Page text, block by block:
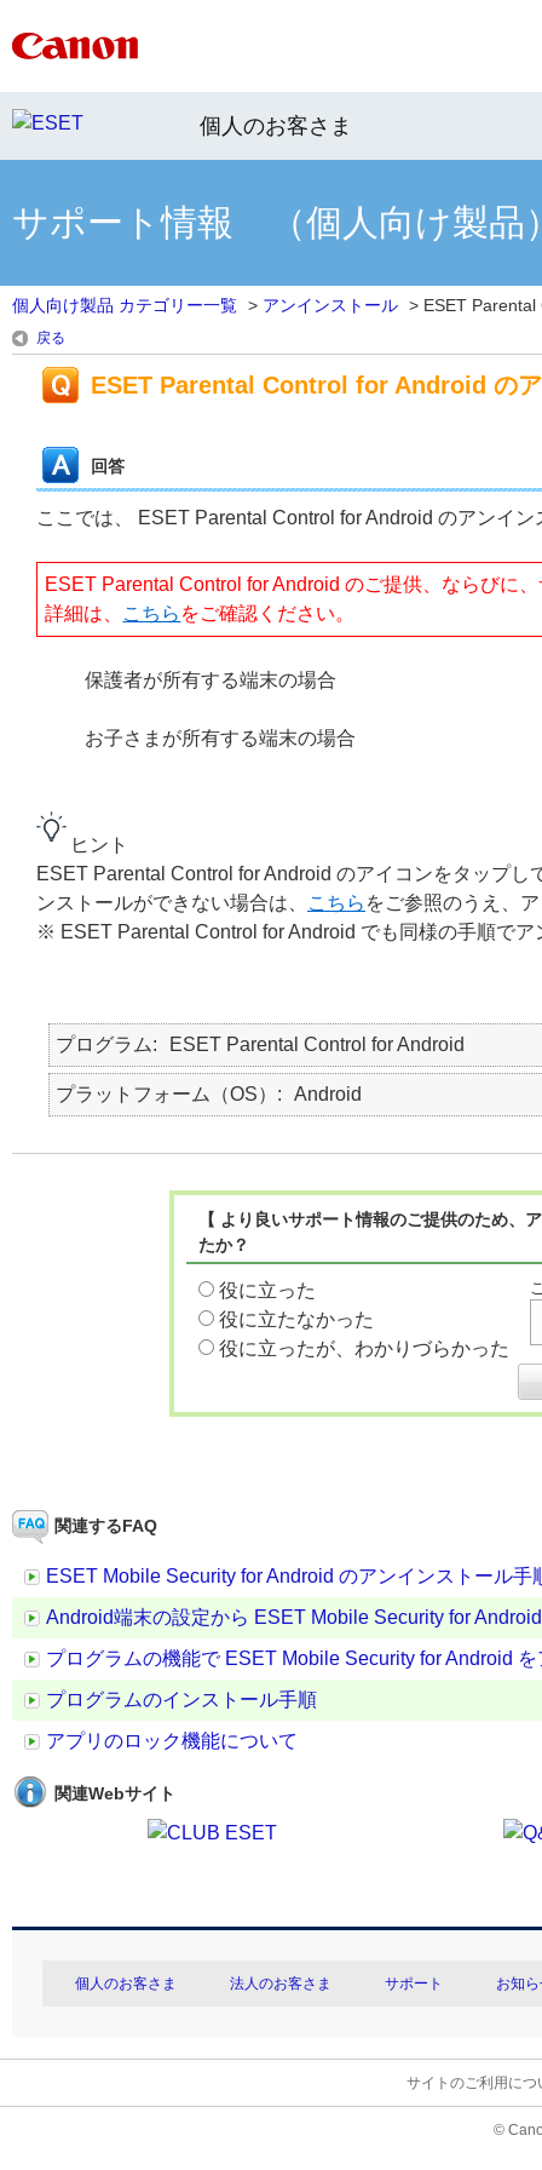
個人のお客さま
サポート情報 （個人向け製品
個人向け製品 カテゴリー一覧 > アンインストール > ESET Parental
戻る
ESET Parental Control for Android の
回答
ここでは、 ESET Parental Control for Android のアンイ
ESET Parental Control for Android のご提供、ならびに
詳細は、 こちら をご確認ください。
保護者が所有する端末の場合
お子さまが所有する端末の場合
ヒント
ESET Parental Control for Android のアイコンをタップ
ンストールができない場合は、
こちら をご参照のうえ、
※ ESET Parental Control for Android でも同様の手順で
プログラム ESET Parental Control for Android
プラットフォーム（OS） Android
【 より良いサポート情報のご提供のため
たか？
役に立った
役に立たなかった
役に立ったが、わかりづらかった
関連するFAQ
ESET Mobile Security for Android のアンインストール手
Android端末の設定から ESET Mobile Security for
プログラムの機能で ESET Mobile Security for Android
プログラムのインストール手順
アプリのロック機能について
関連Webサイト
個人のお客さま 法人のお客さま サポート お知
サイトのご利用につ
©